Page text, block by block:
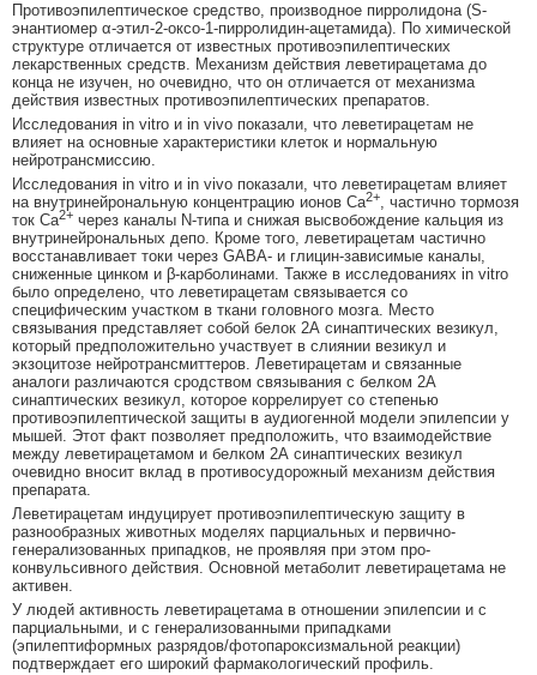
Противоэпилептическое средство, производное пирролидона (S-
энантиомер α-этил-2-оксо-1-пирролидин-ацетамида). По химической
структуре отличается от известных противоэпилептических
лекарственных средств. Механизм действия леветирацетама до
конца не изучен, но очевидно, что он отличается от механизма
действия известных противоэпилептических препаратов.
Исследования in vitro и in vivo показали, что леветирацетам не
влияет на основные характеристики клеток и нормальную
нейротрансмиссию.
Исследования in vitro и in vivo показали, что леветирацетам влияет
на внутринейрональную концентрацию ионов Са2+, частично тормозя
ток Са2+ через каналы N-типа и снижая высвобождение кальция из
внутринейрональных депо. Кроме того, леветирацетам частично
восстанавливает токи через GABA- и глицин-зависимые каналы,
сниженные цинком и β-карболинами. Также в исследованиях in vitro
было определено, что леветирацетам связывается со
специфическим участком в ткани головного мозга. Место
связывания представляет собой белок 2А синаптических везикул,
который предположительно участвует в слиянии везикул и
экзоцитозе нейротрансмиттеров. Леветирацетам и связанные
аналоги различаются сродством связывания с белком 2А
синаптических везикул, которое коррелирует со степенью
противоэпилептической защиты в аудиогенной модели эпилепсии у
мышей. Этот факт позволяет предположить, что взаимодействие
между леветирацетамом и белком 2А синаптических везикул
очевидно вносит вклад в противосудорожный механизм действия
препарата.
Леветирацетам индуцирует противоэпилептическую защиту в
разнообразных животных моделях парциальных и первично-
генерализованных припадков, не проявляя при этом про-
конвульсивного действия. Основной метаболит леветирацетама не
активен.
У людей активность леветирацетама в отношении эпилепсии и с
парциальными, и с генерализованными припадками
(эпилептиформных разрядов/фотопароксизмальной реакции)
подтверждает его широкий фармакологический профиль.